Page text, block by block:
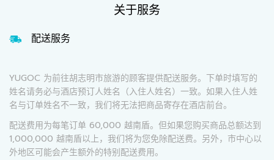
关于服务
配送服务
YUGOC 为前往胡志明市旅游的顾客提供配送服务。下单时填写的
姓名请务必与酒店预订人姓名（入住人姓名）一致。如果入住人姓
名与订单姓名不一致，我们将无法把商品寄存在酒店前台。
配送费用为每笔订单 60,000 越南盾。但如果您购买商品总额达到
1,000,000 越南盾以上，我们将为您免除配送费。另外，市中心以
外地区可能会产生额外的特别配送费用。